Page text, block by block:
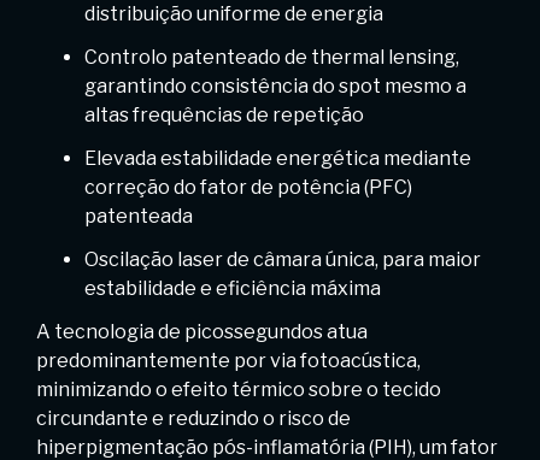
distribuição uniforme de energia
Controlo patenteado de thermal lensing,
garantindo consistência do spot mesmo a
altas frequências de repetição
Elevada estabilidade energética mediante
correção do fator de potência (PFC)
patenteada
Oscilação laser de câmara única, para maior
estabilidade e eficiência máxima
A tecnologia de picossegundos atua
predominantemente por via fotoacústica,
minimizando o efeito térmico sobre o tecido
circundante e reduzindo o risco de
hiperpigmentação pós-inflamatória (PIH), um fator